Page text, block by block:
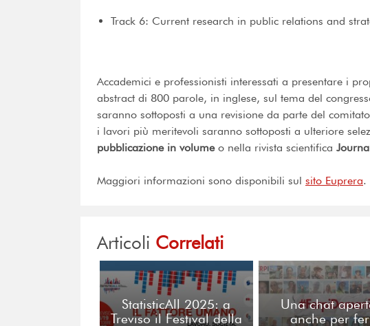
Track 6: Current research in public relations and
Accademici e professionisti interessati a presentare i
abstract di 800 parole, in inglese, sul tema del
saranno sottoposti a una revisione da parte del
i lavori più meritevoli saranno sottoposti a ulteriore
pubblicazione in volumeo nella rivista scientifica
Maggiori informazioni sono disponibili sul sito Euprera.
Articoli Correlati
StatisticAll 2025: a
Treviso il Festival della
Una chat
anche per